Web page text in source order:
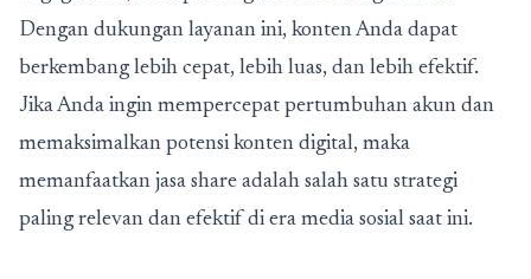
Dengan dukungan layanan ini, konten Anda dapat
berkembang lebih cepat, lebih luas, dan lebih efektif.
Jika Anda ingin mempercepat pertumbuhan akun dan
memaksimalkan potensi konten digital, maka
memanfaatkan jasa share adalah salah satu strategi
paling relevan dan efektif di era media sosial saat ini.